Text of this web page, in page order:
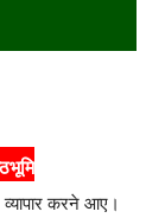
करने आए।